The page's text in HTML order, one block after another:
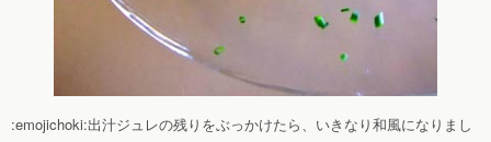
:emojichoki:出汁ジュレの残りをぶっかけたら、いきなり和風になりまし